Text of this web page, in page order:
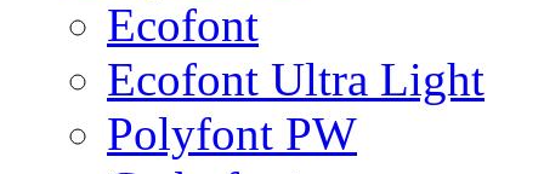
Ecofont
Ecofont Ultra Light
Polyfont PW